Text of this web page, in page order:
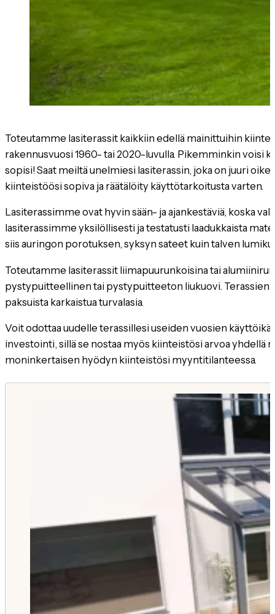
Toteutamme lasiterassit kaikkiin edellä mainittuihin
rakennusvuosi 1960- tai 2020-luvulla. Pikemminkin voisi
sopisi! Saat meiltä unelmiesi lasiterassin, joka on juuri
kiinteistöösi sopiva ja räätälöity käyttötarkoitusta varten.
Lasiterassimme ovat hyvin sään- ja ajankestäviä, koska
lasiterassimme yksilöllisesti ja testatusti laadukkaista
siis auringon porotuksen, syksyn sateet kuin talven
Toteutamme lasiterassit liimapuurunkoisina tai
pystypuitteellinen tai pystypuitteeton liukuovi. Terassien
paksuista karkaistua turvalasia.
Voit odottaa uudelle terassillesi useiden vuosien
investointi, sillä se nostaa myös kiinteistösi arvoa yhdellä
moninkertaisen hyödyn kiinteistösi myyntitilanteessa.